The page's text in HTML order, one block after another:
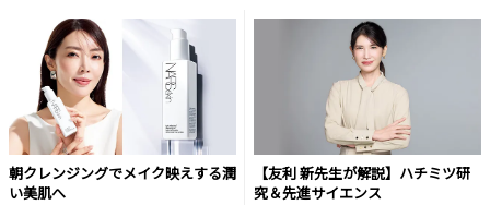
朝クレンジングでメイク映えする潤
い美肌へ
【友利 新先生が解説】ハチミツ研
究＆先進サイエンス